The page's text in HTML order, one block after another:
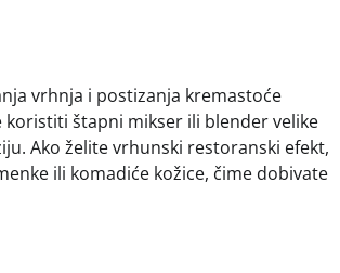
vrhnja i postizanja kremastoće
štapni mikser ili blender velike
Ako želite vrhunski restoranski efekt,
ili komadiće kožice, čime dobivate